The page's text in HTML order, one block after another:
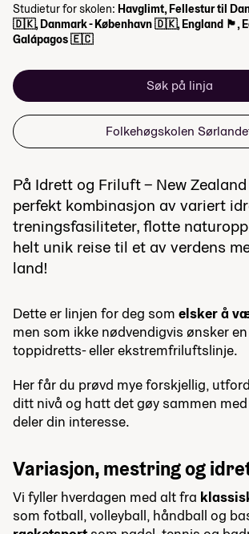
Studietur for skolen: Havglimt, Fellestur til
🇩🇰, Danmark - København 🇩🇰, England 🏴󠁧󠁢󠁥󠁮󠁧󠁿,
Galápagos 🇪🇨
Søk på linja
Folkehøgskolen
På Idrett og Friluft – New
perfekt kombinasjon av variert
treningsfasiliteter, flotte
helt unik reise til et av verdens
land!
Dette er linjen for deg som elsker å
men som ikke nødvendigvis ønsker
toppidretts- eller ekstremfriluftslinje.
Her får du prøvd mye forskjellig,
ditt nivå og hatt det gøy sammen
deler din interesse.
Variasjon, mestring og
Vi fyller hverdagen med alt fra
som fotball, volleyball, håndball og